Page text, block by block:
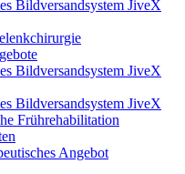
Bildversandsystem JiveX
Bildversandsystem JiveX
Bildversandsystem JiveX
Frührehabilitation
Angebot